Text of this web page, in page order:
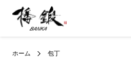
ホーム 包丁